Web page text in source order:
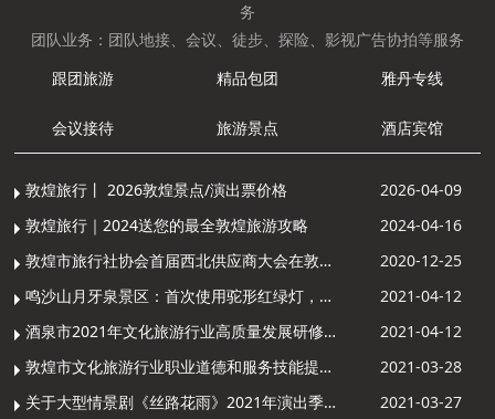
务
团队业务：团队地接、会议、徒步、探险、影视广告协拍等服务
跟团旅游
精品包团 雅丹专线
会议接待 旅游景点 酒店宾馆
敦煌旅行丨 2026敦煌景点/演出票价格
2026-04-09
敦煌旅行｜2024送您的最全敦煌旅游攻略
2024-04-16
敦煌市旅行社协会首届西北供应商大会在敦煌召开
2020-12-25
鸣沙山月牙泉景区：首次使用驼形红绿灯，骆驼“看驼灯绿了”走起来
2021-04-12
酒泉市2021年文化旅游行业高质量发展研修提升培训班敦煌分训点开班
2021-04-12
敦煌市文化旅游行业职业道德和服务技能提升导游专项培训成功举办
2021-03-28
关于大型情景剧《丝路花雨》2021年演出季开演的通知
2021-03-27